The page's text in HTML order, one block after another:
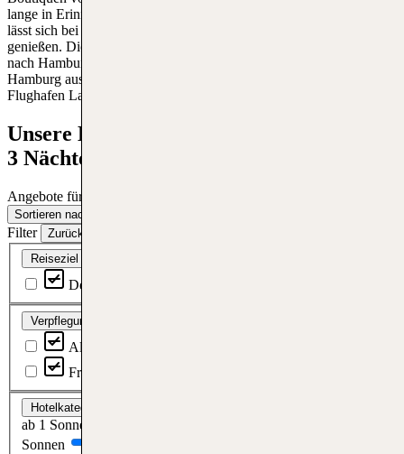
lange in Erinnerung bleibt. Mit einem Fischbrötchen in der Hand
lässt sich bei einer Hafenrundfahrt entspannt die maritime Kulisse
genießen. Die schönsten Cityhotels für deinen Last Minute Trip
nach Hamburg findest du auf tui.com! Ober zieht es dich von
Hamburg aus in die Sonnenziele? Dann starte ab Hamburg
Flughafen Last Minute in die schönsten Urlaubsziele weltweit!
Unsere Last Minute Angebote Hamburg -
3 Nächte im TOP Hotel
Angebote für den Zeitraum:
Sortieren nach
Filter
Zurücksetzen
Reiseziel
Deutschland
Verpflegung
All Inclusive
Frühstück
Hotelkategorie
ab 1 Sonne
Sonnen